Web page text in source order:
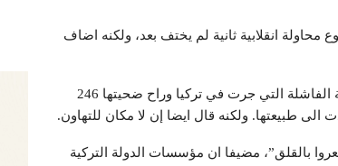
انقلابية ثانية لم يختف بعد، ولكنه اضاف
وحث رئيس الحكومة – بعد مرور اسبوع واحد على المحاولة الانقلابية الفاشلة التي جرت في تركيا وراح ضحيتها 246
الى طبيعتها. ولكنه قال ايضا إن لا مكان للتهاون.
بالقلق”، مضيفا ان مؤسسات الدولة التركية